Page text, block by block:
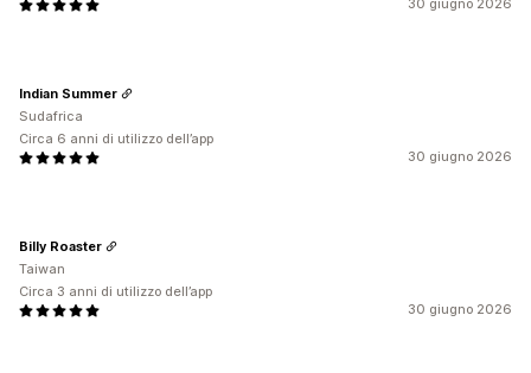
30 giugno 2026
30 giugno 2026
Indian Summer
Sudafrica
Circa 6 anni di utilizzo dell’app
30 giugno 2026
Billy Roaster
Taiwan
Circa 3 anni di utilizzo dell’app